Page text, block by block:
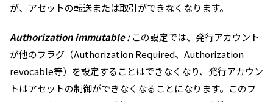
が、アセットの転送または取引ができなくなります。
Authorization immutable :この設定では、発行アカウント
が他のフラグ（Authorization Required、Authorization
revocable等）を設定することはできなくなり、発行アカウン
トはアセットの制御ができなくなることになります。このフ